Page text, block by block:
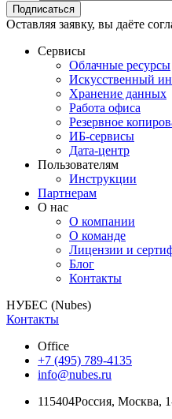
Оставляя заявку, вы даёте
Сервисы
Облачные ресурсы
Искусственный
Хранение данных
Работа офиса
Резервное
ИБ-сервисы
Дата-центр
Пользователям
Инструкции
Партнерам
О нас
О компании
О команде
Лицензии и
Блог
Контакты
НУБЕС (Nubes)
Контакты
Office
+7 (495) 789-4135
info@nubes.ru
115404Россия, Москва,